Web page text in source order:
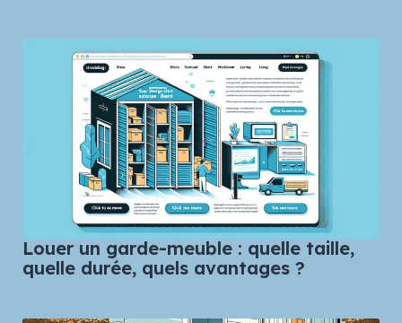
Louer un garde-meuble : quelle taille,
quelle durée, quels avantages ?